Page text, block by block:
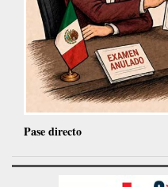
Pase directo